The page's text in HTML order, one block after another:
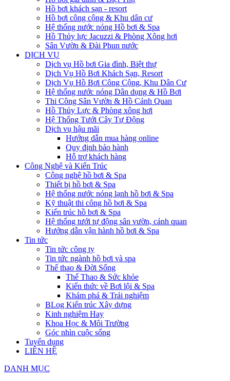
Hồ bơi khách sạn - resort
Hồ bơi công cộng & Khu dân cư
Hệ thống nước nóng Hồ bơi & Spa
Hồ Thủy lực Jacuzzi & Phòng Xông hơi
Sân Vườn & Đài Phun nước
DỊCH VỤ
Dịch vụ Hồ bơi Gia đình, Biệt thự
Dịch Vụ Hồ Bơi Khách Sạn, Resort
Dịch Vụ Hồ Bơi Công Cộng, Khu Dân Cư
Hệ thống nước nóng Dân dụng & Hồ Bơi
Thi Công Sân Vườn & Hồ Cảnh Quan
Hồ Thủy Lực & Phòng xông hơi
Hệ Thống Tưới Cây Tự Động
Dịch vụ hậu mãi
Hướng dẫn mua hàng online
Quy định bảo hành
Hỗ trợ khách hàng
Công Nghệ và Kiến Trúc
Công nghệ hồ bơi & Spa
Thiết bị hồ bơi & Spa
Hệ thống nước nóng lạnh hồ bơi & Spa
Kỹ thuật thi công hồ bơi & Spa
Kiến trúc hồ bơi & Spa
Hệ thống tưới tự động sân vườn, cảnh quan
Hướng dẫn vận hành hồ bơi & Spa
Tin tức
Tin tức công ty
Tin tức ngành hồ bơi và spa
Thể thao & Đời Sống
Thể Thao & Sức khỏe
Kiến thức về Bơi lội & Spa
Khám phá & Trải nghiệm
BLog Kiến trúc Xây dựng
Kinh nghiệm Hay
Khoa Học & Môi Trường
Góc nhìn cuộc sống
Tuyển dụng
LIÊN HỆ
DANH MỤC